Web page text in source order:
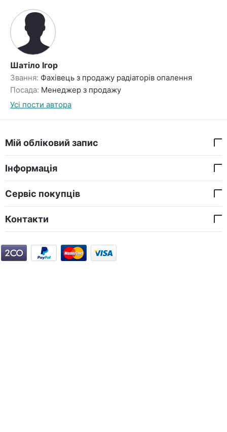
Шатіло Ігор
Звання: Фахівець з продажу радіаторів опалення
Посада: Менеджер з продажу
Усі пости автора
Мій обліковий запис
Інформація
Сервіс покупців
Контакти